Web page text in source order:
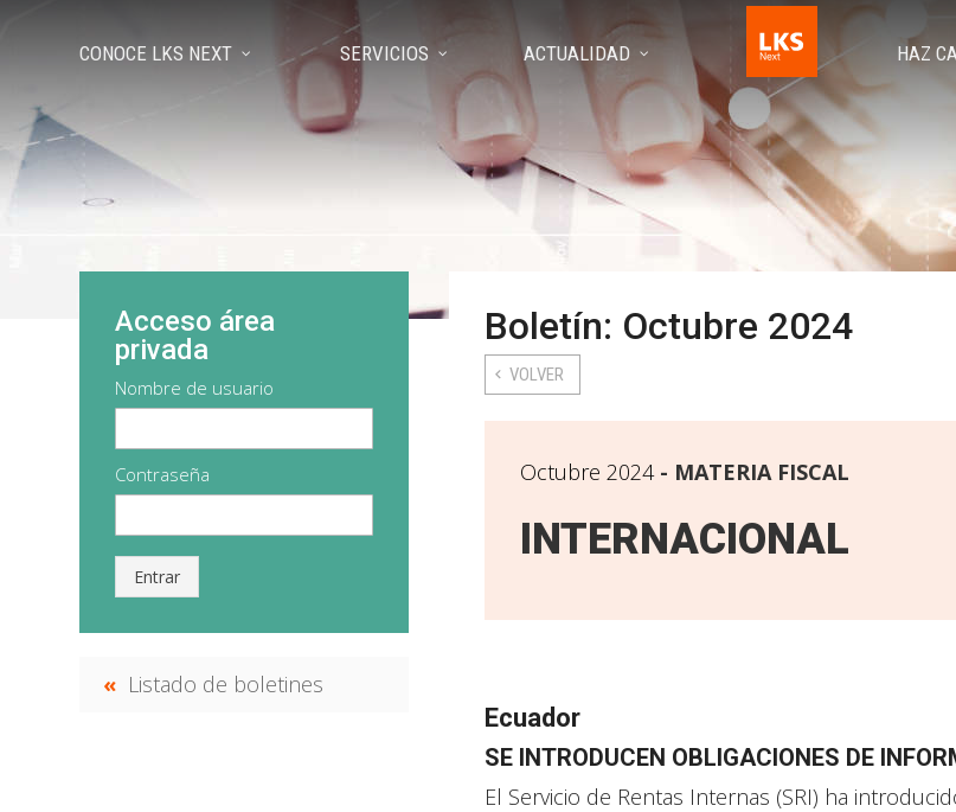
CONOCE LKS NEXT SERVICIOS ACTUALIDAD HAZ
Boletín: Octubre 2024
VOLVER
Octubre 2024 MATERIA FISCAL
INTERNACIONAL
Ecuador
SE INTRODUCEN OBLIGACIONES DE
El Servicio de Rentas Internas (SRI) ha
Acceso área
privada
Nombre de usuario
Contraseña
Entrar
Listado de boletines